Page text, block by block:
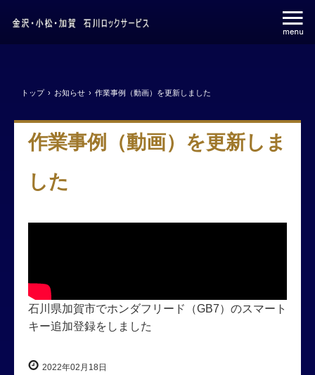
トップ › お知らせ › 作業事例（動画）を更新しました
作業事例（動画）を更新しま
した
石川県加賀市でホンダフリード（GB7）のスマート
キー追加登録をしました
2022年02月18日